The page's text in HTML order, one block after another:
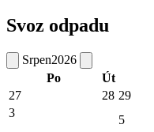
Svoz odpadu
Srpen2026
Po
Út
27
28 29
3
5